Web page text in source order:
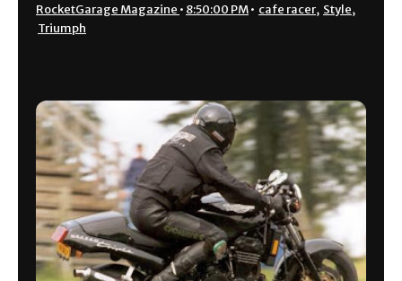
RocketGarage Magazine • 8:50:00 PM• cafe racer, Style,
Triumph